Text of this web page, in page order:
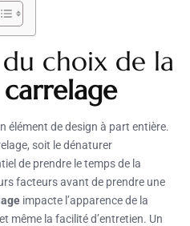
du choix de la
élément de design à part entière.
soit le dénaturer
de prendre le temps de la
facteurs avant de prendre une
impacte l’apparence de la
même la facilité d’entretien. Un